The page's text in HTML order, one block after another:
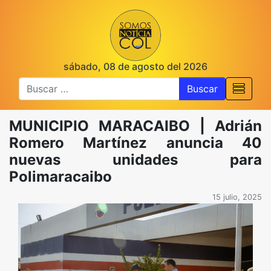
sábado, 08 de agosto del 2026
Buscar
MUNICIPIO MARACAIBO | Adrián
Romero Martínez anuncia 40
nuevas unidades para
Polimaracaibo
15 julio, 2025